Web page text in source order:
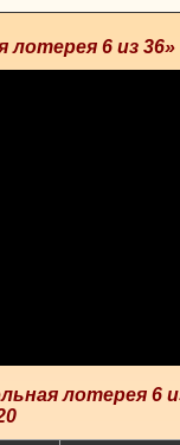
6 из 36»
лотерея 6